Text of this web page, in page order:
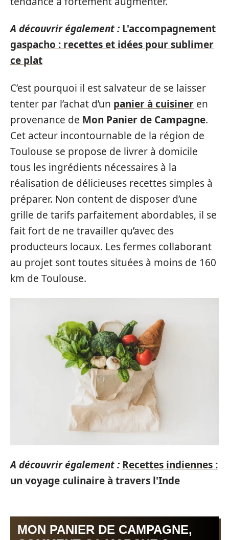
A découvrir également : L'accompagnement
gaspacho : recettes et idées pour sublimer
ce plat
C’est pourquoi il est salvateur de se laisser
tenter par l’achat d’un panier à cuisiner en
provenance de Mon Panier de Campagne.
Cet acteur incontournable de la région de
Toulouse se propose de livrer à domicile
tous les ingrédients nécessaires à la
réalisation de délicieuses recettes simples à
préparer. Non content de disposer d’une
grille de tarifs parfaitement abordables, il se
fait fort de ne travailler qu’avec des
producteurs locaux. Les fermes collaborant
au projet sont toutes situées à moins de 160
km de Toulouse.
A découvrir également : Recettes indiennes :
un voyage culinaire à travers l'Inde
MON PANIER DE CAMPAGNE,